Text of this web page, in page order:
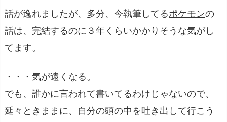
話が逸れましたが、多分、今執筆してるポケモンの
話は、完結するのに３年くらいかかりそうな気がし
てます。
・・・気が遠くなる。
でも、誰かに言われて書いてるわけじゃないので、
延々ときままに、自分の頭の中を吐き出して行こう